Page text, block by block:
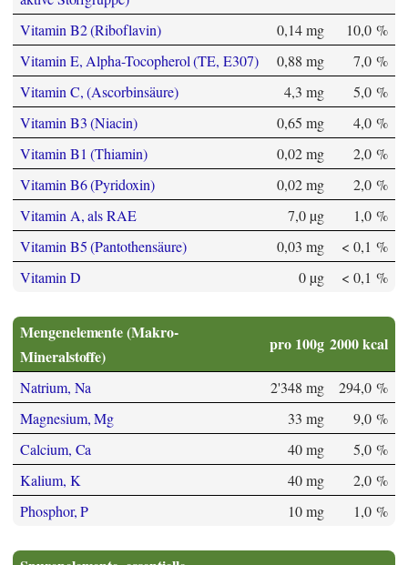
Vitamin B2 (Riboflavin) 0,14 mg
10,0 %
Vitamin E, Alpha-Tocopherol (TE, E307)
0,88 mg
7,0 %
Vitamin C, (Ascorbinsäure)
4,3 mg
5,0 %
Vitamin B3 (Niacin)
0,65 mg
4,0 %
Vitamin B1 (Thiamin)
0,02 mg
2,0 %
Vitamin B6 (Pyridoxin)
0,02 mg
2,0 %
Vitamin A, als RAE
7,0 µg
1,0 %
Vitamin B5 (Pantothensäure)
0,03 mg
< 0,1 %
Vitamin D
0 µg < 0,1 %
Mengenelemente (Makro-
Mineralstoffe)
pro 100g 2000 kcal
Natrium, Na 2'348 mg
294,0 %
Magnesium, Mg
33 mg
9,0 %
Calcium, Ca
40 mg
5,0 %
Kalium, K
40 mg
2,0 %
Phosphor, P
10 mg 1,0 %